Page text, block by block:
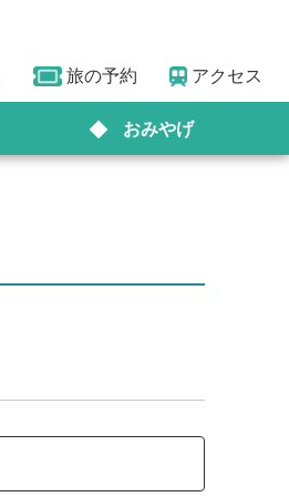
旅の予約 アクセス
おみやげ